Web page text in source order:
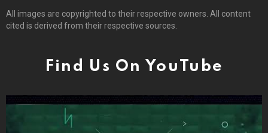
All images are copyrighted to their respective owners. All content
cited is derived from their respective sources.
Find Us On YouTube